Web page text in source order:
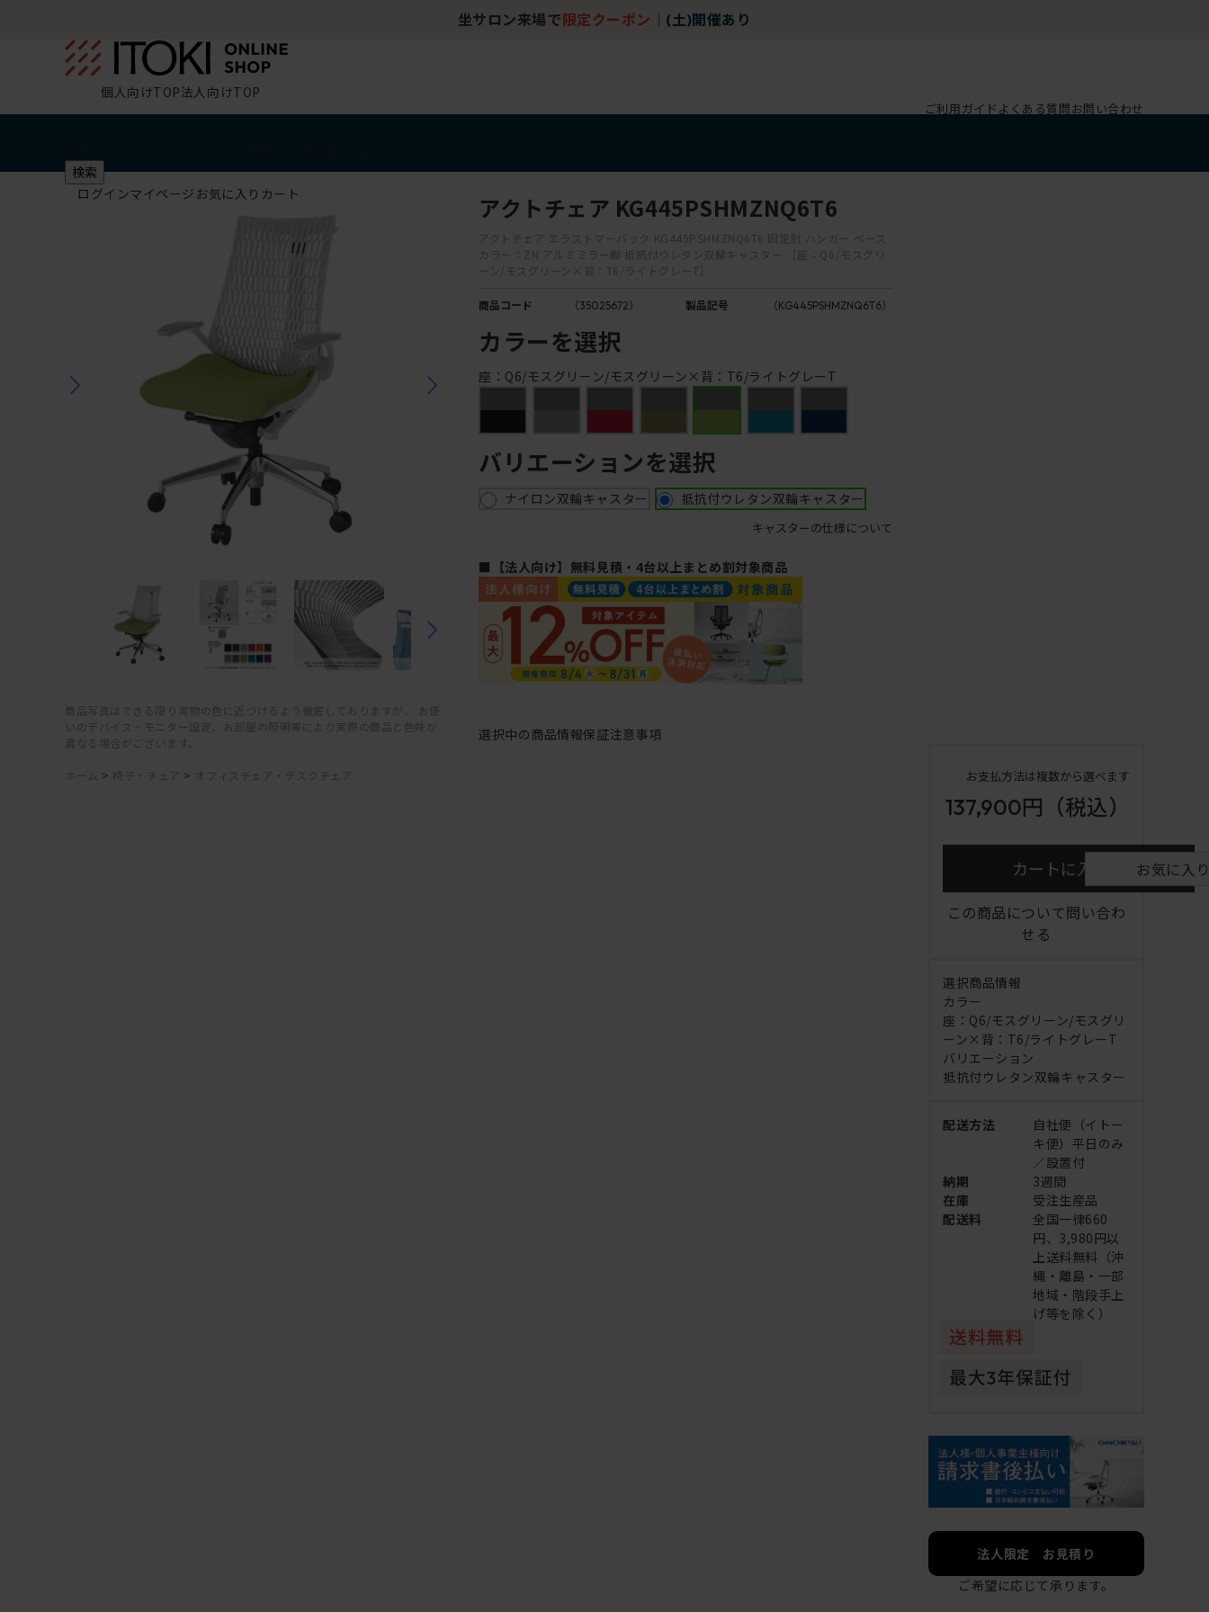
坐サロン来場で 限定クーポン (土)開催あり
個人向けTOP法人向けTOP
ご利用ガイド よくある質問お問い合わせ
検索
ログインマイページ お気に入り カート
商品写真はできる限り実物の色に近づけるよう徹底しておりますが、 お使
いのデバイス・モニター設定、お部屋の照明等により実際の商品と色味が
異なる場合がございます。
ホーム > 椅子・チェア > オフィスチェア・デスクチェア
アクトチェア KG445PSHMZNQ6T6
アクトチェア エラストマーバック KG445PSHMZNQ6T6 固定肘 ハンガー ベース
カラー：ZN アルミミラー脚 抵抗付ウレタン双輪キャスター ［座：Q6/モスグリ
ーン/モスグリーン×背：T6/ライトグレーT］
商品コード （35025672） 製品記号 （KG445PSHMZNQ6T6）
カラーを選択
座：Q6/モスグリーン/モスグリーン×背：T6/ライトグレーT
バリエーションを選択
ナイロン双輪キャスター 抵抗付ウレタン双輪キャスター
キャスターの仕様について
■【法人向け】無料見積・4台以上まとめ割対象商品
選択中の商品情報保証注意事項
お支払方法は複数から選べます
137,900円 （税込）
カートに入れる お気に入
この商品について問い合わ
せる
選択商品情報
カラー
座：Q6/モスグリーン/モスグリ
ーン×背：T6/ライトグレーT
バリエーション
抵抗付ウレタン双輪キャスター
配送方法
自社便（イトー
キ便）平日のみ
／設置付
納期
3週間
在庫
受注生産品
配送料
全国一律660
円、3,980円以
上送料無料（沖
縄・離島・一部
地域・階段手上
げ等を除く）
法人限定 お見積り
ご希望に応じて承ります。